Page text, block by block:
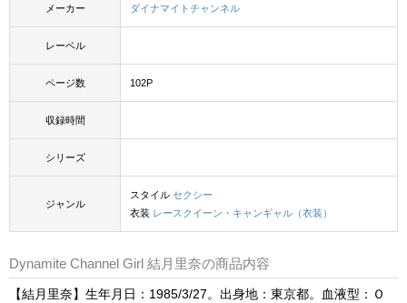
メーカー ダイナマイトチャンネル
レーベル
ページ数 102P
収録時間
シリーズ
ジャンル
スタイル セクシー
衣装 レースクイーン・キャンギャル（衣装）
Dynamite Channel Girl 結月里奈の商品内容
【結月里奈】生年月日：1985/3/27。出身地：東京都。血液型：Ｏ